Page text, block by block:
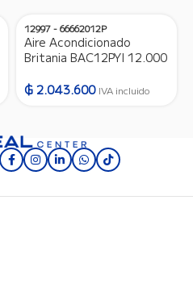
12997 - 66662012P
Aire Acondicionado
Britania BAC12PYI 12.000
R410A – 220V/50HZ –
₲2.043.600 IVA incluido